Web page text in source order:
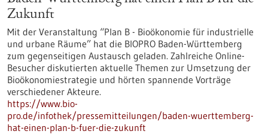
Zukunft
Mit der Veranstaltung “Plan B - Bioökonomie für industrielle
und urbane Räume” hat die BIOPRO Baden-Württemberg
zum gegenseitigen Austausch geladen. Zahlreiche Online-
Besucher diskutierten aktuelle Themen zur Umsetzung der
Bioökonomiestrategie und hörten spannende Vorträge
verschiedener Akteure.
https://www.bio-
pro.de/infothek/pressemitteilungen/baden-wuerttemberg-
hat-einen-plan-b-fuer-die-zukunft